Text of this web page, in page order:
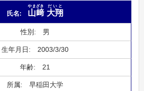
山﨑
やまざき
大翔
だいと
男
2003/3/30
21
早稲田大学